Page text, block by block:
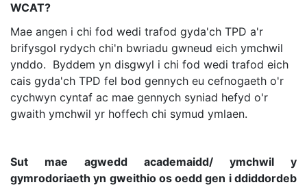
WCAT?
Mae angen i chi fod wedi trafod gyda'ch TPD a'r
brifysgol rydych chi'n bwriadu gwneud eich ymchwil
ynddo. Byddem yn disgwyl i chi fod wedi trafod eich
cais gyda'ch TPD fel bod gennych eu cefnogaeth o'r
cychwyn cyntaf ac mae gennych syniad hefyd o'r
gwaith ymchwil yr hoffech chi symud ymlaen.
Sut mae agwedd academaidd/ ymchwil y
gymrodoriaeth yn gweithio os oedd gen i ddiddordeb